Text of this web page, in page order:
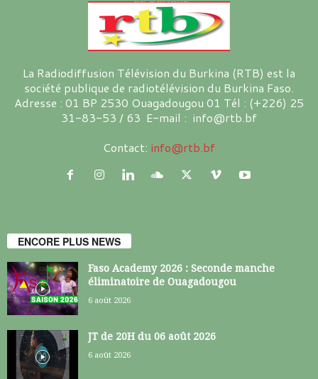
La Radiodiffusion Télévision du Burkina (RTB) est la
société publique de radiotélévision du Burkina Faso.
Adresse : 01 BP 2530 Ouagadougou 01 Tél : (+226) 25
31-83-53 / 63 E-mail : info@rtb.bf
Contact: info@rtb.bf
ENCORE PLUS NEWS
Faso Academy 2026 : Seconde manche
éliminatoire de Ouagadougou
6 août 2026
JT de 20H du 06 août 2026
6 août 2026